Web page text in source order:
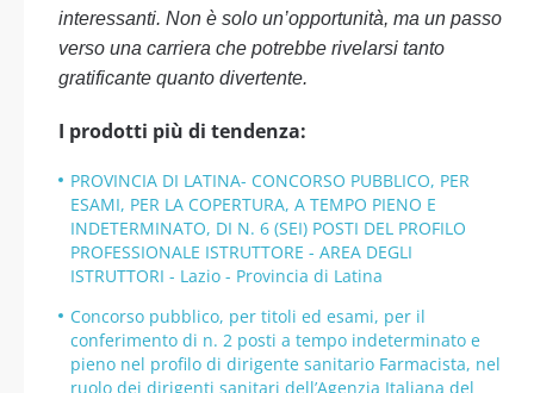
interessanti. Non è solo un’opportunità, ma un passo
verso una carriera che potrebbe rivelarsi tanto
gratificante quanto divertente.
I prodotti più di tendenza:
PROVINCIA DI LATINA- CONCORSO PUBBLICO, PER
ESAMI, PER LA COPERTURA, A TEMPO PIENO E
INDETERMINATO, DI N. 6 (SEI) POSTI DEL PROFILO
PROFESSIONALE ISTRUTTORE - AREA DEGLI
ISTRUTTORI - Lazio - Provincia di Latina
Concorso pubblico, per titoli ed esami, per il
conferimento di n. 2 posti a tempo indeterminato e
pieno nel profilo di dirigente sanitario Farmacista, nel
ruolo dei dirigenti sanitari dell’Agenzia Italiana del